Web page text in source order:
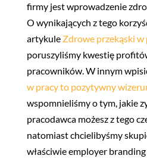
firmy jest wprowadzenie
O wynikających z tego
artykule Zdrowe przekąski w
poruszyliśmy kwestię
pracowników. W innym
w pracy to pozytywny
wspomnieliśmy o tym, jakie
pracodawca możesz z tego
natomiast chcielibyśmy
właściwie employer